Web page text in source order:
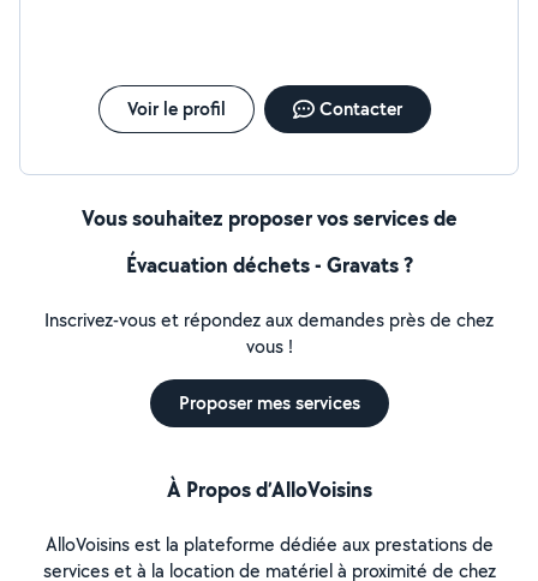
Voir le profil Contacter
Vous souhaitez proposer vos services de
Évacuation déchets - Gravats ?
Inscrivez-vous et répondez aux demandes près de chez
vous !
Proposer mes services
À Propos d’AlloVoisins
AlloVoisins est la plateforme dédiée aux prestations de
services et à la location de matériel à proximité de chez